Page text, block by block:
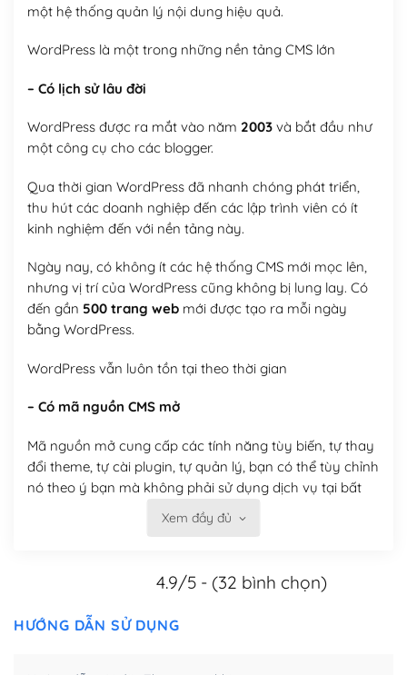
một hệ thống quản lý nội dung hiệu quả.
WordPress là một trong những nền tảng CMS lớn
– Có lịch sử lâu đời
WordPress được ra mắt vào năm 2003và bắt đầu như
một công cụ cho các blogger.
Qua thời gian WordPress đã nhanh chóng phát triển,
thu hút các doanh nghiệp đến các lập trình viên có ít
kinh nghiệm đến với nền tảng này.
Ngày nay, có không ít các hệ thống CMS mới mọc lên,
nhưng vị trí của WordPress cũng không bị lung lay. Có
đến gần 500 trang webmới được tạo ra mỗi ngày
bằng WordPress.
WordPress vẫn luôn tồn tại theo thời gian
– Có mã nguồn CMS mở
Mã nguồn mở cung cấp các tính năng tùy biến, tự thay
đổi theme, tự cài plugin, tự quản lý, bạn có thể tùy chỉnh
nó theo ý bạn mà không phải sử dụng dịch vụ tại bất
Xem đầy đủ
4.9/5 - (32 bình chọn)
HƯỚNG DẪN SỬ DỤNG